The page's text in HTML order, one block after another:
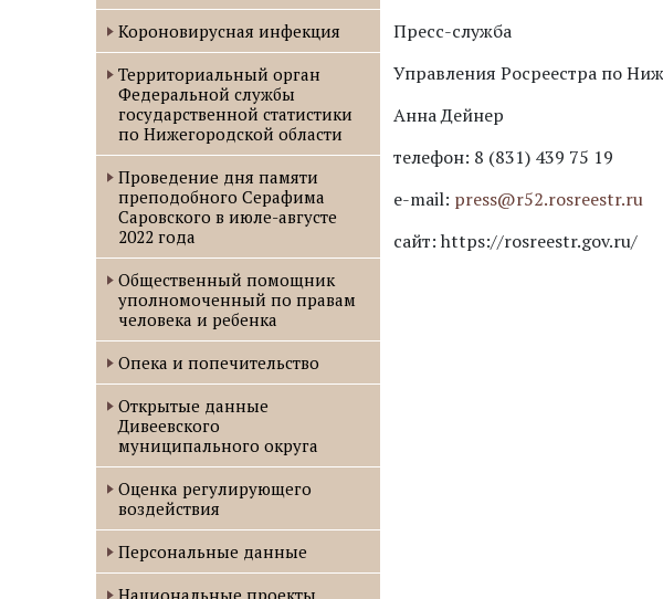
Короновирусная инфекция
Территориальный орган
Федеральной службы
государственной статистики
по Нижегородской области
Проведение дня памяти
преподобного Серафима
Саровского в июле-августе
2022 года
Oбщественный помощник
уполномоченный по правам
человека и ребенка
Опека и попечительство
Открытые данные
Дивеевского
муниципального округа
Оценка регулирующего
воздействия
Персональные данные
Национальные проекты
Пресс-служба
Управления Росреестра по
Анна Дейнер
телефон: 8 (831) 439 75 19
е-mail: press@r52.rosreestr.ru
сайт: https://rosreestr.gov.ru/